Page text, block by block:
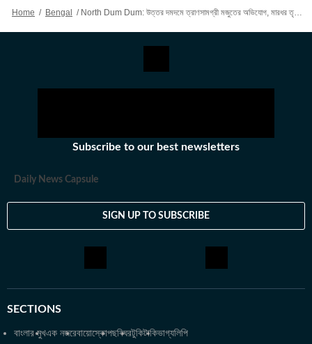
বিষয়ে তাঁর আগ্রহ সবচেয়ে বেশি। কলকাতা বিশ্ববিদ্যালয় থেকে সাংবাদিকতায়
ভারতে কাজ করার অভিজ্ঞতা রয়েছে অভিজিতের। এছাড়া আকাশবাণীতে রেডিও
জকি হিসেবেও কাজ করেছিলেন তিনি। খবরের জগৎ ছাড়া খেলাধুলো, ইতিহাসে
থেকে। এরপর কলকাতা বিশ্ববিদ্যালয় থেকে একই বিষয়ে স্নাতকোত্তর ডিগ্রি
বই পড়ে এবং বিভিন্ন বিষয়ে ডকুমেন্টারি দেখে।
Home / Bengal / North Dum Dum: উত্তর দমদমে ত্রাণসামগ্রী মজুতের অভিযোগ, মারধর তৃণমূল কাউন্সিলরকে, ছেঁড়া জামায় হাতজোড় করে চাইলেন ক্ষমা
Subscribe to our best newsletters
Daily News Capsule
SIGN UP TO SUBSCRIBE
SECTIONS
বাংলার মুখএক নজরেবায়োস্কোপছবিঘরটুকিটাকিভাগ্যলিপি